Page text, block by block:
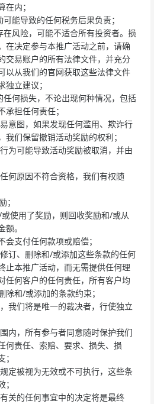
内；
能导致的任何税务后果负责；
风险，可能不适合所有投资者。损
在决定参与本推广活动之前，请确
交易账户的所有法律文件，并充分
以从我们的官网获取这些法律文件
立建议；
何损失，不论出现何种情况，包括
担任何责任；
意图，如果发现任何滥用、欺诈行
们保留撤销活动奖励的权利；
为可能导致活动奖励被取消，并由
何原因不符合资格，我们有权随
；
使用了奖励，则回收奖励和/或从
。
支付任何款项或赔偿；
订、删除和/或添加这些条款的任何
止本推广活动，而无需提供任何理
任何客户的任何责任，所有客户均
和/或添加的条款约束；
我们将是唯一的裁决者，行使独立
内，所有参与者同意随时保护我们
何责任、索赔、要求、损失、损
定被视为无效或不可执行，这些条
关的任何事宜中的决定将是最终